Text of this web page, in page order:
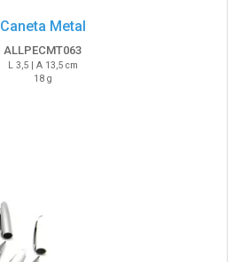
Caneta Metal
ALLPECMT063
L 3,5 | A 13,5 cm
18 g